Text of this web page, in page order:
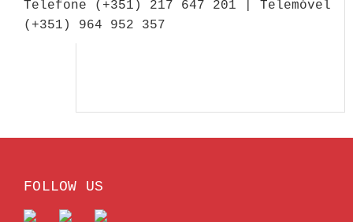
Telefone (+351) 217 647 201 | Telemóvel
(+351) 964 952 357
FOLLOW US